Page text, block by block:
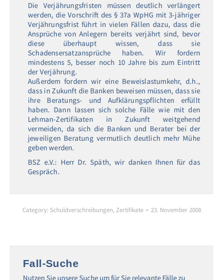
Die Verjährungsfristen müssen deutlich verlängert
werden, die Vorschrift des § 37a WpHG mit 3-jähriger
Verjährungsfrist führt in vielen Fällen dazu, dass die
Ansprüche von Anlegern bereits verjährt sind, bevor
diese überhaupt wissen, dass sie
Schadensersatzansprüche haben. Wir fordern
mindestens 5, besser noch 10 Jahre bis zum Eintritt
der Verjährung.
Außerdem fordern wir eine Beweislastumkehr, d.h.,
dass in Zukunft die Banken beweisen müssen, dass sie
ihre Beratungs- und Aufklärungspflichten erfüllt
haben. Dann lassen sich solche Fälle wie mit den
Lehman-Zertifikaten in Zukunft weitgehend
vermeiden, da sich die Banken und Berater bei der
jeweiligen Beratung vermutlich deutlich mehr Mühe
geben werden.
BSZ e.V.: Herr Dr. Späth, wir danken Ihnen für das
Gespräch.
Category: Schuldverschreibungen,Zertifikate 23. November 2008
Fall-Suche
Nutzen Sie unsere Suche um für Sie relevante Fälle zu